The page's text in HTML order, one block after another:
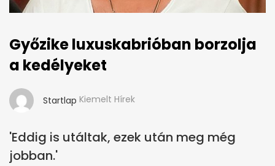
Győzike luxuskabrióban borzolja
a kedélyeket
Startlap Kiemelt Hírek
'Eddig is utáltak, ezek után meg még
jobban.'